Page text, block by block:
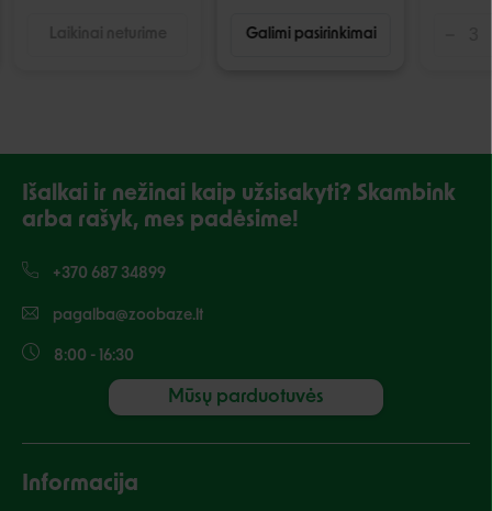
Galimi pasirinkimai
Išalkai ir nežinai kaip užsisakyti? Skambink
arba rašyk, mes padėsime!
+370 687 34899
pagalba@zoobaze.lt
8:00 - 16:30
Mūsų parduotuvės
Informacija